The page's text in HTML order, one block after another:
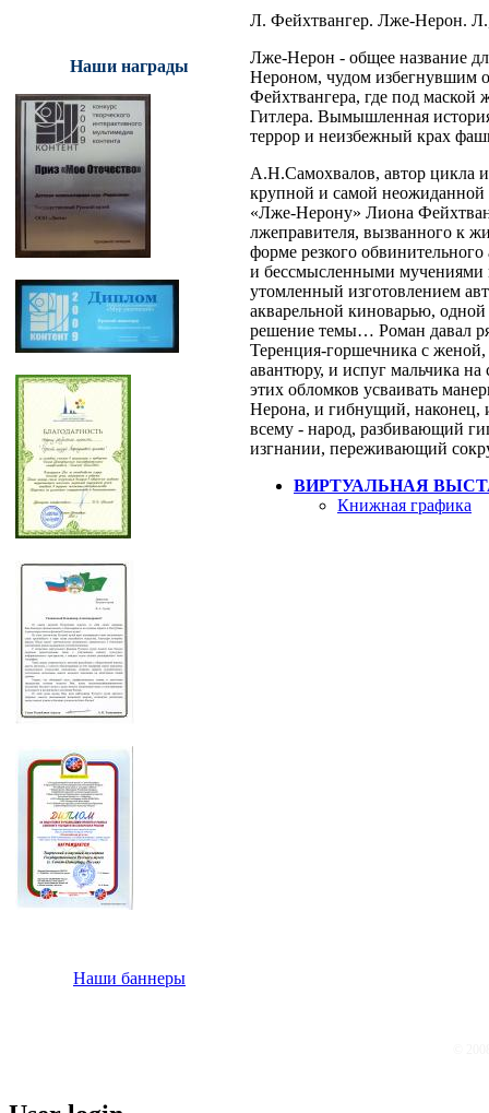
Наши награды
Наши баннеры
Л. Фейхтвангер. Лже-Нерон.
Лже-Нерон - общее название
Нероном, чудом избегнувшим
Фейхтвангера, где под маской
Гитлера. Вымышленная
террор и неизбежный крах
А.Н.Самохвалов, автор цикла
крупной и самой
«Лже-Нерону» Лиона
лжеправителя, вызванного к
форме резкого
и бессмысленными мучениями
утомленный изготовлением
акварельной киноварью,
решение темы… Роман давал
Теренция-горшечника с
авантюру, и испуг мальчика
этих обломков усваивать
Нерона, и гибнущий, наконец,
всему - народ, разбивающий
изгнании, переживающий
ВИРТУАЛЬНАЯ
Книжная графика